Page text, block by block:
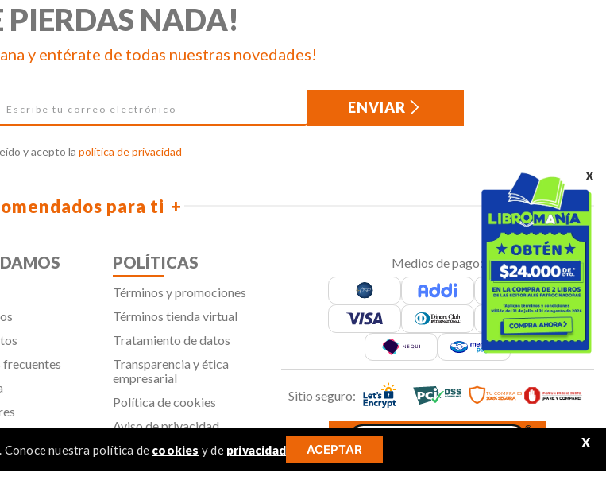
x
Conoce nuestra política de cookies y de privacidad ACEPTAR X
PIERDAS NADA!
y entérate de todas nuestras novedades!
ENVIAR
y acepto la política de privacidad
para ti
frecuentes
POLÍTICAS
Términos y promociones
Términos tienda virtual
Tratamiento de datos
Transparencia y ética
empresarial
Política de cookies
Aviso de privacidad
SIC
Medios de pago:
Sitio seguro: